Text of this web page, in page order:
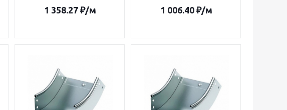
1 358.27₽/м 1 006.40₽/м